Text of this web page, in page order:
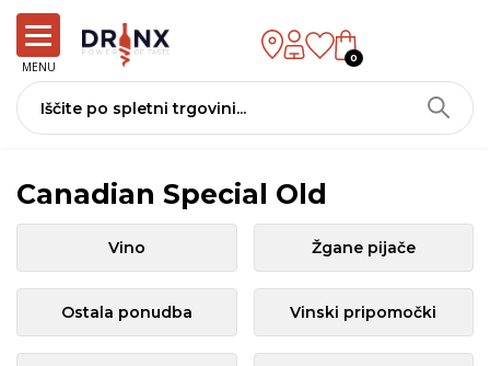
MENU
0
Canadian Special Old
Vino Žgane pijače
Ostala ponudba Vinski pripomočki